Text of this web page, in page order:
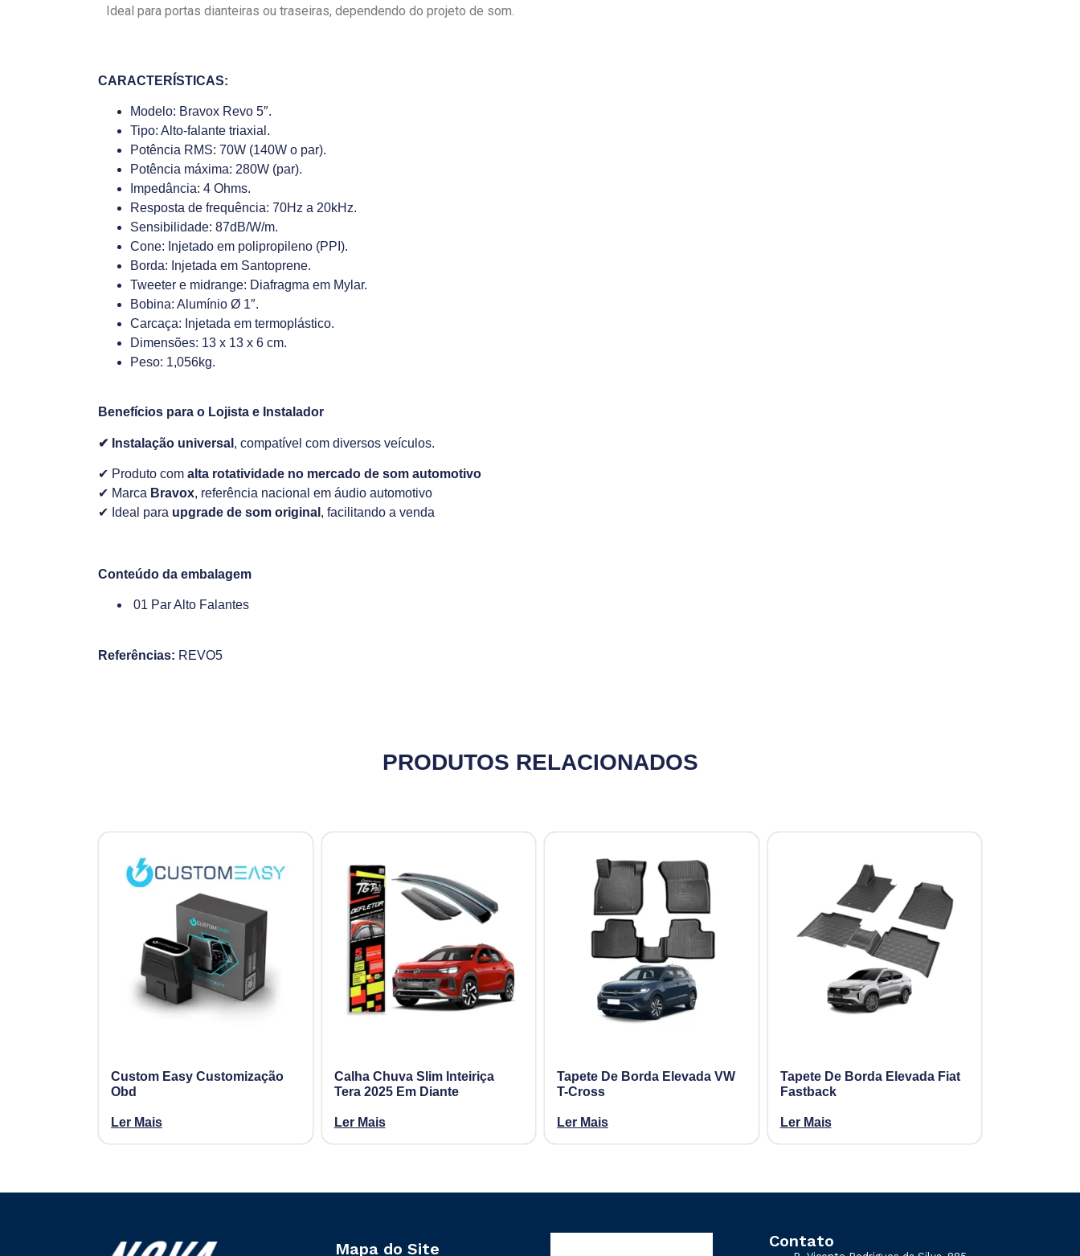
Ideal para portas dianteiras ou traseiras, dependendo do projeto de som.
CARACTERÍSTICAS:
Modelo: Bravox Revo 5″.
Tipo: Alto-falante triaxial.
Potência RMS: 70W (140W o par).
Potência máxima: 280W (par).
Impedância: 4 Ohms.
Resposta de frequência: 70Hz a 20kHz.
Sensibilidade: 87dB/W/m.
Cone: Injetado em polipropileno (PPI).
Borda: Injetada em Santoprene.
Tweeter e midrange: Diafragma em Mylar.
Bobina: Alumínio Ø 1″.
Carcaça: Injetada em termoplástico.
Dimensões: 13 x 13 x 6 cm.
Peso: 1,056kg.
Benefícios para o Lojista e Instalador
✔ Instalação universal , compatível com diversos veículos.
✔ Produto com alta rotatividade no mercado de som automotivo
✔ Marca Bravox, referência nacional em áudio automotivo
✔ Ideal para upgrade de som original , facilitando a venda
Conteúdo da embalagem
01 Par Alto Falantes
Referências: REVO5
PRODUTOS RELACIONADOS
Custom Easy Customização
Obd
Ler Mais
Calha Chuva Slim Inteiriça
Tera 2025 Em Diante
Ler Mais
Tapete De Borda Elevada VW
T-Cross
Ler Mais
Tapete De Borda Elevada Fiat
Fastback
Ler Mais
Mapa do Site Contato